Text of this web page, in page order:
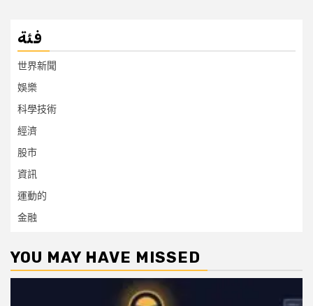
فئة
世界新聞
娛樂
科學技術
經濟
股市
資訊
運動的
金融
YOU MAY HAVE MISSED